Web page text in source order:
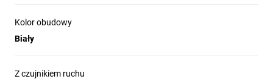
Kolor obudowy
Biały
Z czujnikiem ruchu